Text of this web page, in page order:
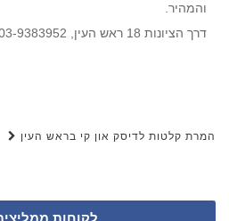
והמהיר.
דרך הציונות 18 ראש העין, 03-9383952 חייגו
המרת קלטות לדיסק און קי בראש העין
לקוחות